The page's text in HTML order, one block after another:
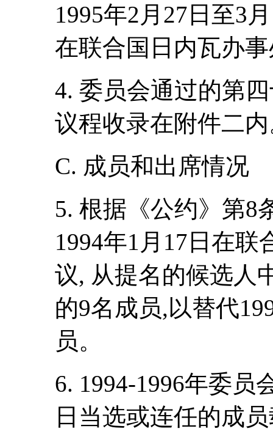
1995年2月27日至3
在联合国日内瓦办
4. 委员会通过的第
议程收录在附件二
C. 成员和出席情况
5. 根据《公约》第8
1994年1月17日在
议, 从提名的候选人
的9名成员,以替代
员。
6. 1994-1996年委员
日当选或连任的成